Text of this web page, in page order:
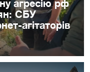
агресію рф
СБУ
агітаторів